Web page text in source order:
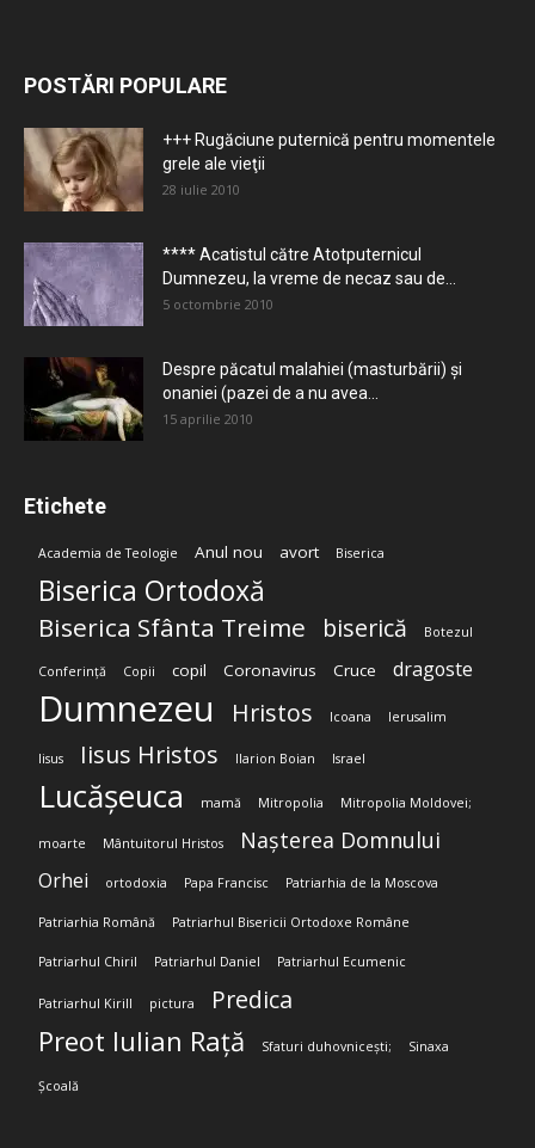
POSTĂRI POPULARE
+++ Rugăciune puternică pentru momentele
grele ale vieţii
28 iulie 2010
**** Acatistul către Atotputernicul
Dumnezeu, la vreme de necaz sau de...
5 octombrie 2010
Despre păcatul malahiei (masturbării) şi
onaniei (pazei de a nu avea...
15 aprilie 2010
Etichete
Academia de Teologie Anul nou avort Biserica
Biserica Ortodoxă
Biserica Sfânta Treime biserică Botezul
Conferință Copii copil Coronavirus Cruce dragoste
Dumnezeu Hristos Icoana Ierusalim
Iisus Iisus Hristos Ilarion Boian Israel
Lucășeuca mamă Mitropolia Mitropolia Moldovei;
moarte Mântuitorul Hristos Nașterea Domnului
Orhei ortodoxia Papa Francisc Patriarhia de la Moscova
Patriarhia Română Patriarhul Bisericii Ortodoxe Române
Patriarhul Chiril Patriarhul Daniel Patriarhul Ecumenic
Patriarhul Kirill pictura Predica
Preot Iulian Rață Sfaturi duhovnicești; Sinaxa
Școală